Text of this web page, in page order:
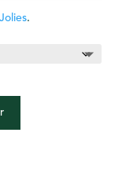
.